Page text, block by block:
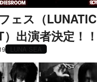
ェス（LUNATIC
出演者決定！！
LUNA SEA